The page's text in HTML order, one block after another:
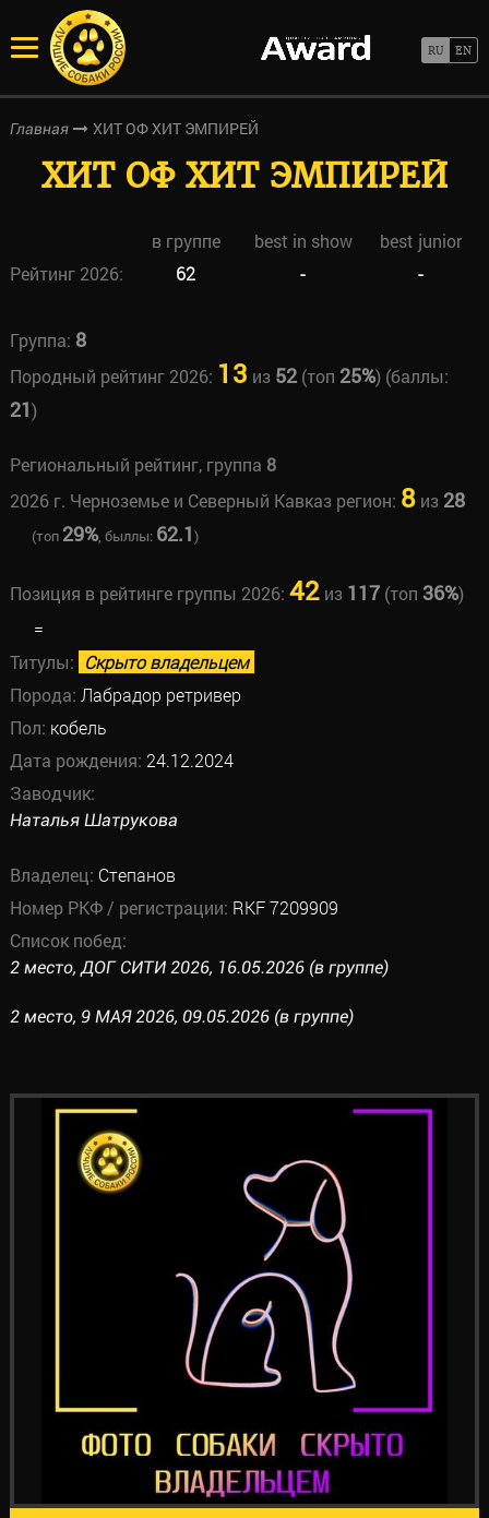
Главная ХИТ ОФ ХИТ ЭМПИРЕЙ
ХИТ ОФ ХИТ ЭМПИРЕЙ
в группе best in show
best junior
Рейтинг 2026:
62 - -
Группа: 8
Породный рейтинг 2026: 13 из 52(топ 25%) (баллы:
21)
Региональный рейтинг, группа 8
2026 г. Черноземье и Северный Кавказ регион: 8из 28
(топ 29%, быллы: 62.1)
Позиция в рейтинге группы 2026: 42из 117(топ 36%)
=
Титулы: Скрыто владельцем
Порода: Лабрадор ретривер
Пол: кобель
Дата рождения: 24.12.2024
Заводчик:
Наталья Шатрукова
Владелец: Степанов
Номер РКФ / регистрации: RKF 7209909
Список побед:
2 место, ДОГ СИТИ 2026, 16.05.2026 (в группе)
2 место, 9 МАЯ 2026, 09.05.2026 (в группе)